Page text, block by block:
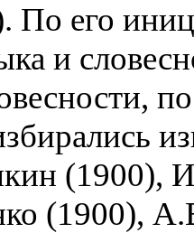
По его
и
(1900),
(1900),